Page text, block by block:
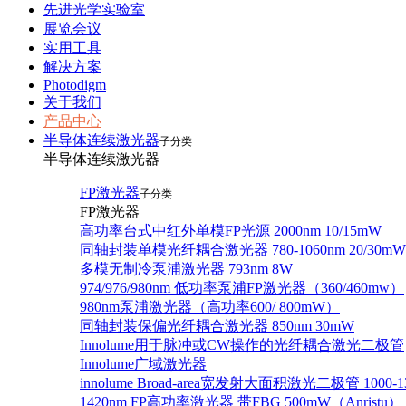
先进光学实验室
展览会议
实用工具
解决方案
Photodigm
关于我们
产品中心
半导体连续激光器子分类
半导体连续激光器
FP激光器子分类
FP激光器
高功率台式中红外单模FP光源 2000nm 10/15mW
同轴封装单模光纤耦合激光器 780-1060nm 20/30mW
多模无制冷泵浦激光器 793nm 8W
974/976/980nm 低功率泵浦FP激光器（360/460mw）
980nm泵浦激光器（高功率600/ 800mW）
同轴封装保偏光纤耦合激光器 850nm 30mW
Innolume用于脉冲或CW操作的光纤耦合激光二极管
Innolume广域激光器
innolume Broad-area宽发射大面积激光二极管 1000-
1420nm FP高功率激光器 带FBG 500mW（Anristu）